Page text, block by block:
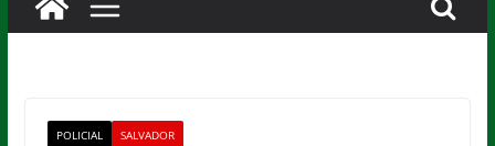
POLICIAL SALVADOR